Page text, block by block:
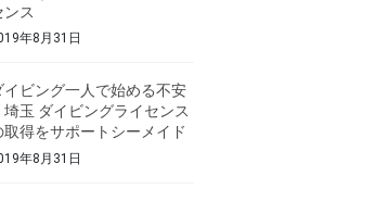
ンス
年8月31日
イビング一人で始める不安
埼玉 ダイビングライセンス
取得をサポートシーメイド
年8月31日